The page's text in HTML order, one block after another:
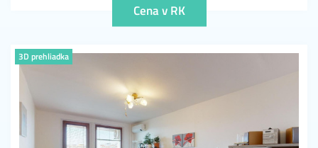
Cena v RK
3D prehliadka